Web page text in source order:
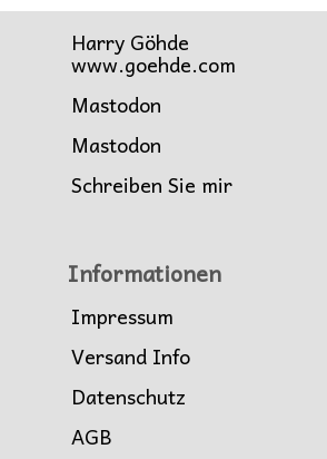
Harry Göhde
www.goehde.com
Mastodon
Mastodon
Schreiben Sie mir
Informationen
Impressum
Versand Info
Datenschutz
AGB